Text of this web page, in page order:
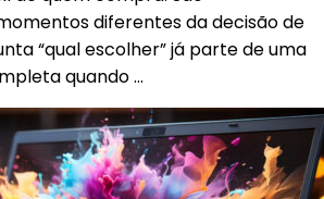
diferentes da decisão de
“qual escolher” já parte de uma
quando …